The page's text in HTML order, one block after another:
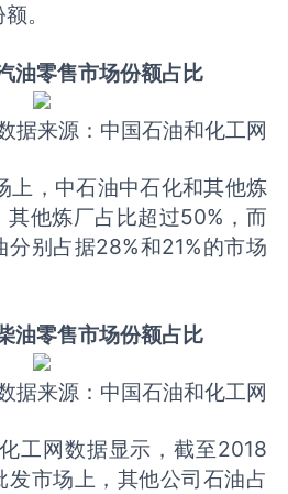
。
油零售市场份额占比
据来源：中国石油和化工网
上，中石油中石化和其他炼
其他炼厂占比超过50%，而
分别占据28%和21%的市场
油零售市场份额占比
据来源：中国石油和化工网
网数据显示，截至2018
市场上，其他公司石油占